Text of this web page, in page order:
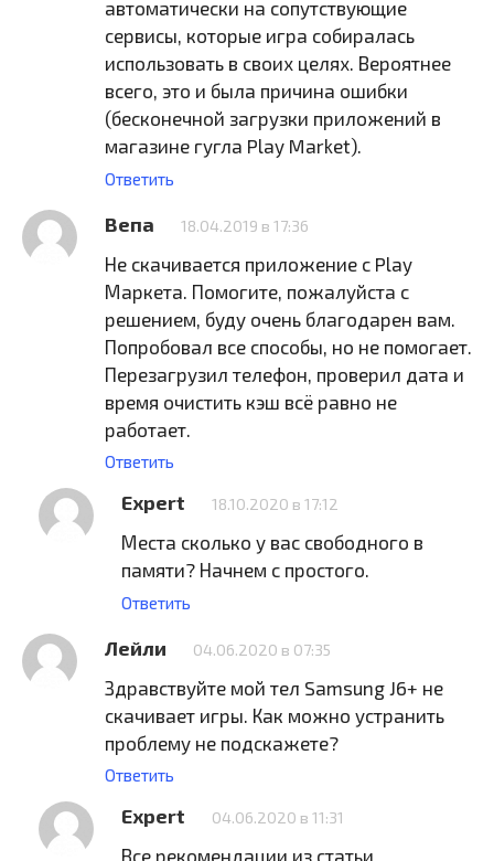
автоматически на сопутствующие
сервисы, которые игра собиралась
использовать в своих целях. Вероятнее
всего, это и была причина ошибки
(бесконечной загрузки приложений в
магазине гугла Play Market).
Ответить
Вепа 18.04.2019 в 17:36
Не скачивается приложение с Play
Маркета. Помогите, пожалуйста с
решением, буду очень благодарен вам.
Попробовал все способы, но не помогает.
Перезагрузил телефон, проверил дата и
время очистить кэш всё равно не
работает.
Ответить
Expert 18.10.2020 в 17:12
Места сколько у вас свободного в
памяти? Начнем с простого.
Ответить
Лейли 04.06.2020 в 07:35
Здравствуйте мой тел Samsung J6+ не
скачивает игры. Как можно устранить
проблему не подскажете?
Ответить
Expert 04.06.2020 в 11:31
Все рекомендации из статьи